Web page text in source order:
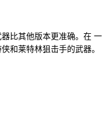
比其他版本更准确。在 一
和莱特林狙击手的武器。